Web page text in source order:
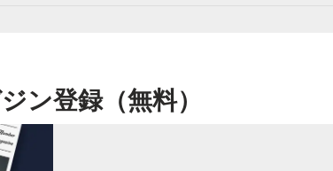
ン登録（無料）